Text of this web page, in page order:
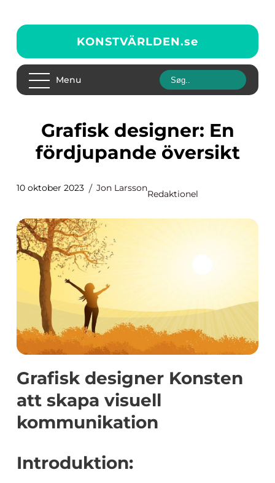
KONSTVÄRLDEN.se
Menu
Grafisk designer: En
fördjupande översikt
10 oktober 2023 Jon Larsson
Redaktionel
Grafisk designer Konsten
att skapa visuell
kommunikation
Introduktion: